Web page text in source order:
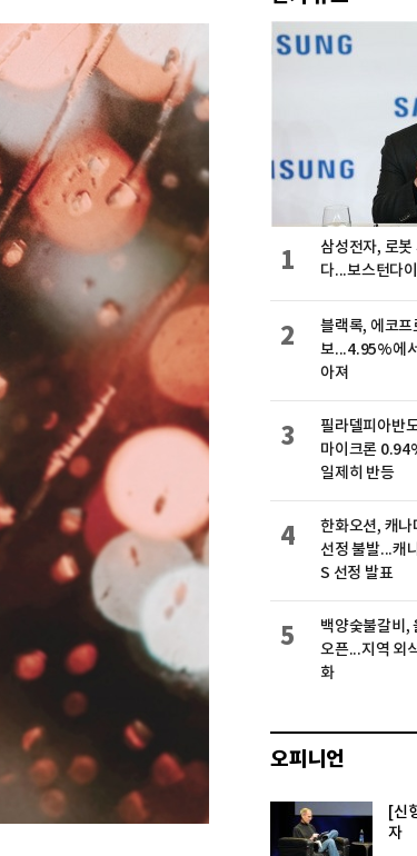
삼성전자, 로
다...보스턴다
1
블랙록, 에코프
보...4.95%에
아져
2
필라델피아반
마이크론
일제히 반등
3
한화오션, 캐나
선정 불발...캐
S 선정 발표
4
백양숯불갈비,
오픈...지역 외
화
5
오피니언
[신
자